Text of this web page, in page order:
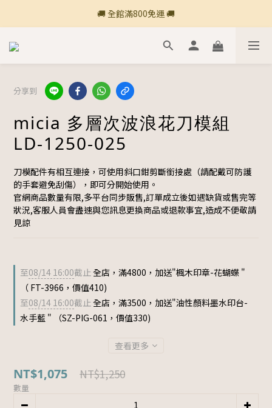
🚚 全館滿800免運 🚚
🚚 全館滿800免運 🚚
🍎 點三條橫線登入會員享購物點數回饋🍎
🚚 全館滿800免運 🚚
分享到
micia 多層次波浪花刀模組
LD-1250-025
刀模配件有相互連接，可使用斜口鉗剪斷銜接處（請配戴可防護
的手套避免刮傷），即可分開始使用。
官網商品數量有限,多平台同步販售,訂單成立後如遇缺貨或售完等
狀況,客服人員會盡速與您訊息更換商品或退款事宜,造成不便敬請
見諒
至08/14 16:00截止全店，滿4800，加送"楓木印章-花蝴蝶 "
（ FT-3966，價值410)
至08/14 16:00截止全店，滿3500，加送"油性顏料墨水印台-
水手藍 " （SZ-PIG-061，價值330)
查看更多
NT$1,075 NT$1,250
數量